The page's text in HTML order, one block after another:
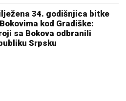
34. godišnjica bitke
kod Gradiške:
sa Bokova odbranili
Srpsku